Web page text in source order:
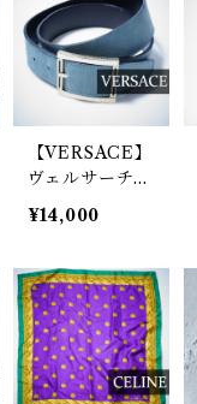
【VERSACE】
ヴェルサーチェ
ブランドロゴ刻
印バックルレザ
¥14,000